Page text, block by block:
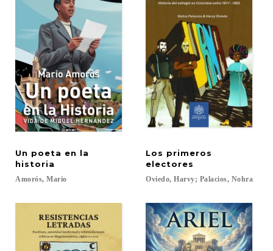
Un poeta en la
historia
Amorós, Mario
Los primeros
electores
Oviedo, Harvy; Palacios, Nohra